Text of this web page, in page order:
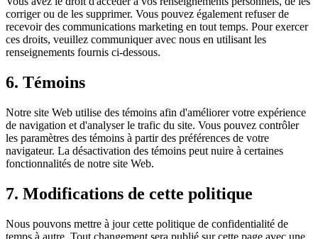
corriger ou de les supprimer. Vous pouvez également refuser de
recevoir des communications marketing en tout temps. Pour exercer
ces droits, veuillez communiquer avec nous en utilisant les
renseignements fournis ci-dessous.
6. Témoins
Notre site Web utilise des témoins afin d'améliorer votre expérience
de navigation et d'analyser le trafic du site. Vous pouvez contrôler
les paramètres des témoins à partir des préférences de votre
navigateur. La désactivation des témoins peut nuire à certaines
fonctionnalités de notre site Web.
7. Modifications de cette politique
Nous pouvons mettre à jour cette politique de confidentialité de
temps à autre. Tout changement sera publié sur cette page avec une